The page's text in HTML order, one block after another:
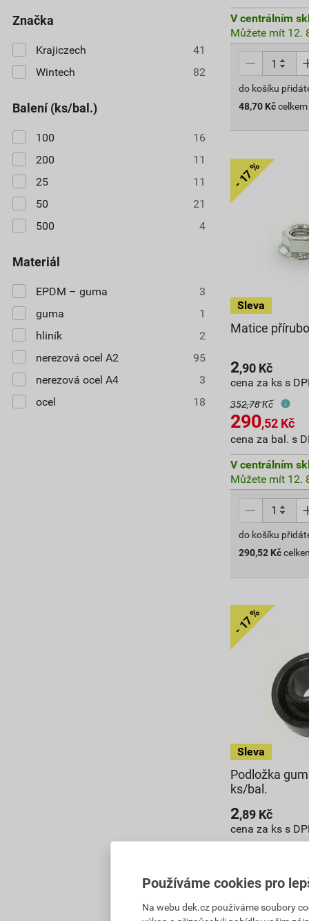
značka
Krajiczech
41
Wintech
82
Balení (ks/bal.)
100
16
200
11
25
11
50
21
500
4
materiál
EPDM – guma
3
guma
1
hliník
2
nerezová ocel A2
95
nerezová ocel A4
3
ocel
18
V centrálním
Můžete mít 12.
do košíku
48,70 Kč celkem
Matice
2,90 Kč
cena za ks s
352,78 Kč
290,52 Kč
cena za bal. s
V centrálním
Můžete mít 12.
do košíku
290,52 Kč
Podložka
ks/bal.
2,89 Kč
cena za ks s
cena za bal. s
V centrálním
Používáme cookies pro
Na webu dek.cz používáme soubory